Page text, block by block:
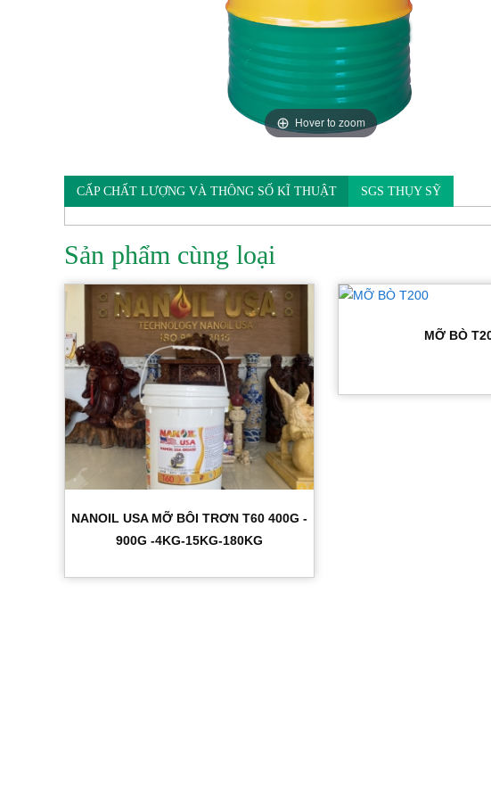
Hover to zoom
CẤP CHẤT LƯỢNG VÀ THÔNG SỐ KĨ THUẬT SGS THỤY SỸ
Sản phẩm cùng loại
NANOIL USA MỠ BÔI TRƠN T60 400G -
900G -4KG-15KG-180KG
MỠ BÒ